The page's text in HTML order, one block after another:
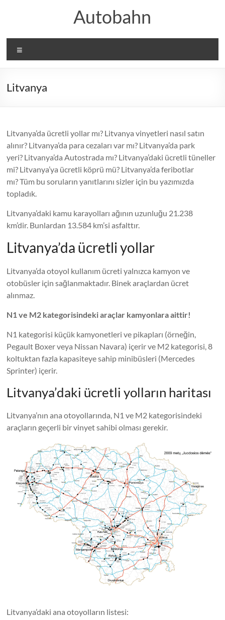
Autobahn
Litvanya
Litvanya’da ücretli yollar mı? Litvanya vinyetleri nasıl satın
alınır? Litvanya’da para cezaları var mı? Litvanya’da park
yeri? Litvanya’da Autostrada mı? Litvanya’daki ücretli tüneller
mi? Litvanya’ya ücretli köprü mü? Litvanya’da feribotlar
mı? Tüm bu soruların yanıtlarını sizler için bu yazımızda
topladık.
Litvanya’daki kamu karayolları ağının uzunluğu 21.238
km’dir. Bunlardan 13.584 km’si asfalttır.
Litvanya’da ücretli yollar
Litvanya’da otoyol kullanım ücreti yalnızca kamyon ve
otobüsler için sağlanmaktadır. Binek araçlardan ücret
alınmaz.
N1 ve M2 kategorisindeki araçlar kamyonlara aittir!
N1 kategorisi küçük kamyonetleri ve pikapları (örneğin,
Pegault Boxer veya Nissan Navara) içerir ve M2 kategorisi, 8
koltuktan fazla kapasiteye sahip minibüsleri (Mercedes
Sprinter) içerir.
Litvanya’daki ücretli yolların haritası
Litvanya’nın ana otoyollarında, N1 ve M2 kategorisindeki
araçların geçerli bir vinyet sahibi olması gerekir.
Litvanya’daki ana otoyolların listesi: